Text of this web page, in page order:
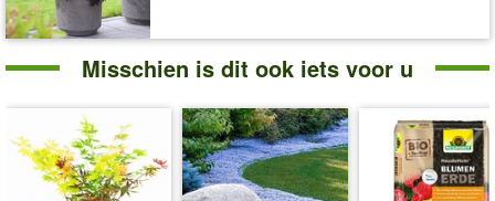
Misschien is dit ook iets voor u